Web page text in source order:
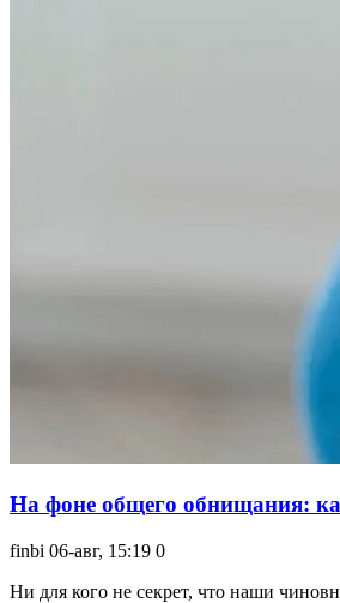
На фоне общего обнищания:
finbi 06-авг, 15:19 0
Ни для кого не секрет, что наши